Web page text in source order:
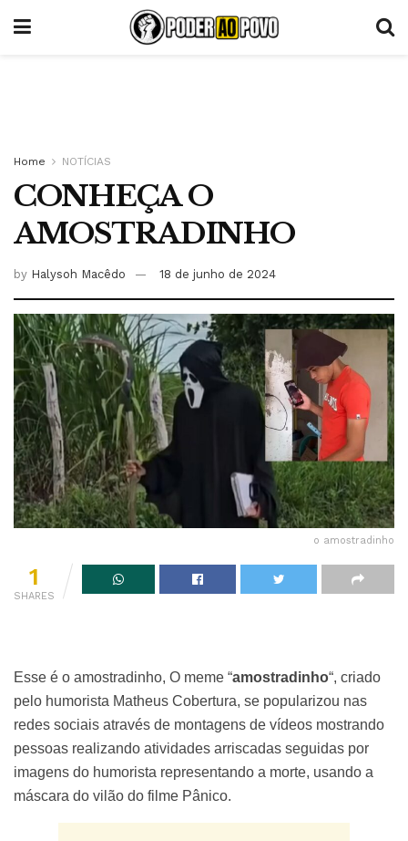
Home NOTÍCIAS
CONHEÇA O
AMOSTRADINHO
by Halysoh Macêdo 18 de junho de 2024
o amostradinho
1
SHARES
Esse é o amostradinho, O meme “amostradinho“, criado
pelo humorista Matheus Cobertura, se popularizou nas
redes sociais através de montagens de vídeos mostrando
pessoas realizando atividades arriscadas seguidas por
imagens do humorista representando a morte, usando a
máscara do vilão do filme Pânico.